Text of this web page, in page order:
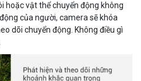
hoặc vật thể chuyển động không
của người, camera sẽ khóa
dõi chuyển động. Không điều gì
minh 2MP EZVIZ H8C
909.000 đ